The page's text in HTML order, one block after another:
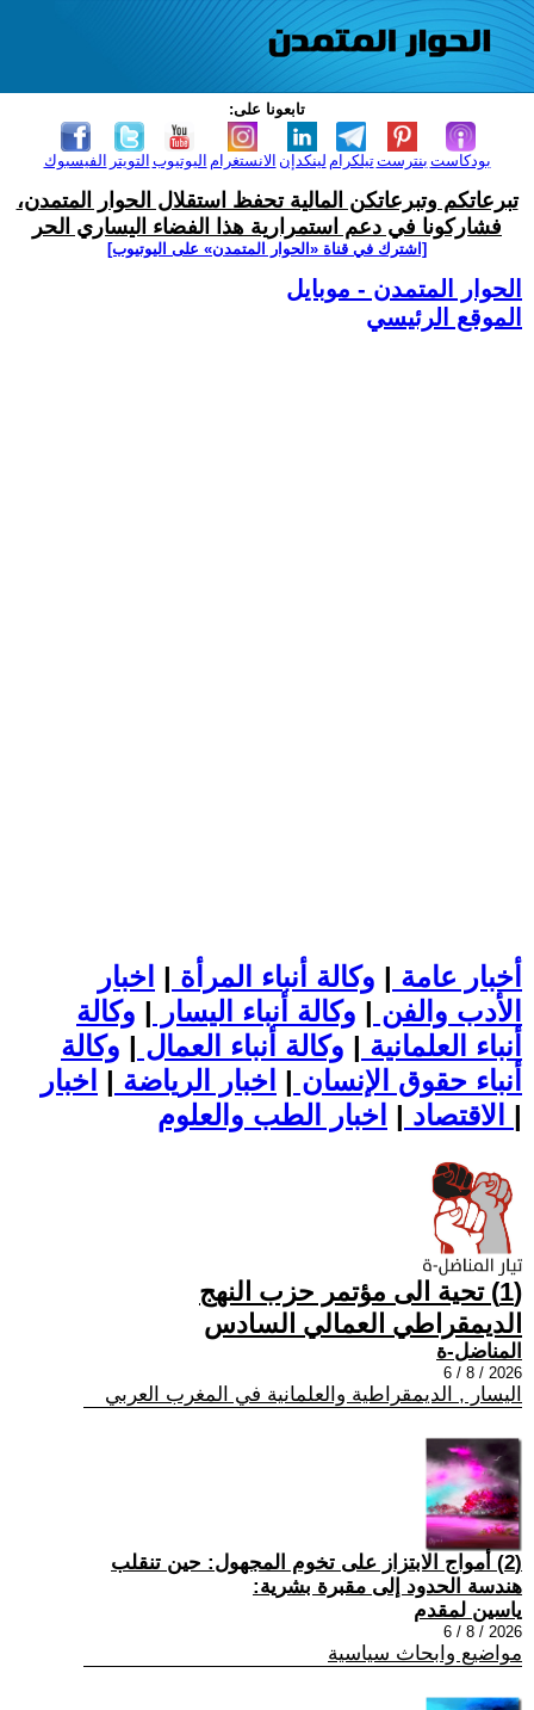
تابعونا على:
الفيسبوك التويتر اليوتيوب الانستغرام لينكدإن تيلكرامبنترست بودكاست
تبرعاتكم وتبرعاتكن المالية تحفظ استقلال الحوار المتمدن،
فشاركونا في دعم استمرارية هذا الفضاء اليساري الحر
[اشترك في قناة ‫«الحوار المتمدن» على اليوتيوب]
الحوار المتمدن - موبايل
الموقع الرئيسي
أخبار عامة | وكالة أنباء المرأة | اخبار
الأدب والفن | وكالة أنباء اليسار | وكالة
أنباء العلمانية | وكالة أنباء العمال | وكالة
أنباء حقوق الإنسان | اخبار الرياضة | اخبار
الاقتصاد | |
(1) تحية الى مؤتمر حزب النهج
الديمقراطي العمالي السادس
المناضل-ة
2026 / 8 / 6
اليسار , الديمقراطية والعلمانية في المغرب العربي
(2) أمواج الابتزاز على تخوم المجهول: حين تنقلب
هندسة الحدود إلى مقبرة بشرية:
ياسين لمقدم
2026 / 8 / 6
مواضيع وابحاث سياسية